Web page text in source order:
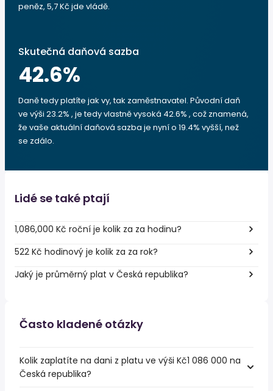
peněz, 5,7 Kč jde vládě.
Skutečná daňová sazba
42.6%
Daně tedy platíte jak vy, tak zaměstnavatel. Původní daň
ve výši 23.2% , je tedy vlastně vysoká 42.6% , což znamená,
že vaše aktuální daňová sazba je nyní o 19.4% vyšší, než
se zdálo.
Lidé se také ptají
1,086,000 Kč roční je kolik za za hodinu?
522 Kč hodinový je kolik za za rok?
Jaký je průměrný plat v Česká republika?
Často kladené otázky
Kolik zaplatíte na dani z platu ve výši Kč1 086 000 na
Česká republika?